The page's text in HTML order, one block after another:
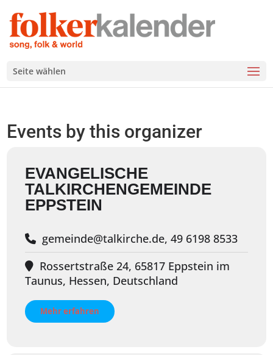
Seite wählen
Events by this organizer
EVANGELISCHE
TALKIRCHENGEMEINDE
EPPSTEIN
gemeinde@talkirche.de, 49 6198 8533
Rossertstraße 24, 65817 Eppstein im
Taunus, Hessen, Deutschland
Mehr erfahren